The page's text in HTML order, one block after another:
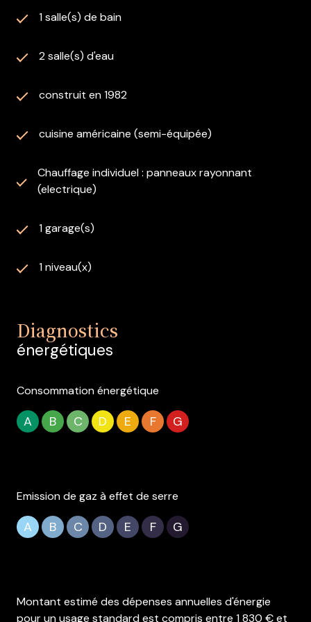
éditoriale de madame Émilie Gervoise, agent
Beauvais sous le numéro 913 245 759
exposé sont disponibles sur le site
1 salle(s) de bain
2 salle(s) d'eau
construit en 1982
cuisine américaine (semi-équipée)
Chauffage individuel : panneaux rayonnant
(electrique)
1 garage(s)
1 niveau(x)
Diagnostics
énergétiques
Consommation énergétique
A B C D E F G
Emission de gaz à effet de serre
A B C D E F G
Montant estimé des dépenses annuelles d'énergie
pour un usage standard est compris entre 1 830 € et